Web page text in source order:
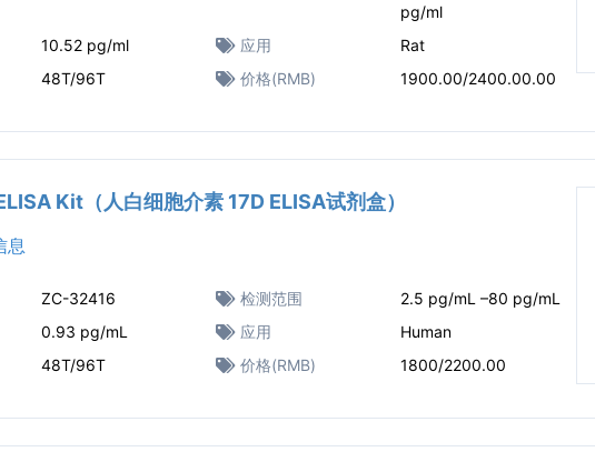
pg/ml
10.52 pg/ml 应用
Rat
48T/96T 价格(RMB) 1900.00/2400.00.00
Kit（人白细胞介素 17D ELISA试剂盒）
息
ZC-32416 检测范围
2.5 pg/mL –80 pg/mL
0.93 pg/mL 应用
Human
48T/96T 价格(RMB) 1800/2200.00